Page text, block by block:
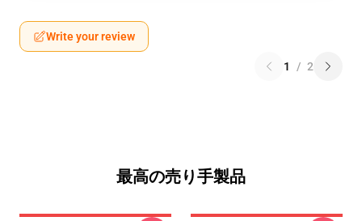
Write your review
1 / 2
最高の売り手製品